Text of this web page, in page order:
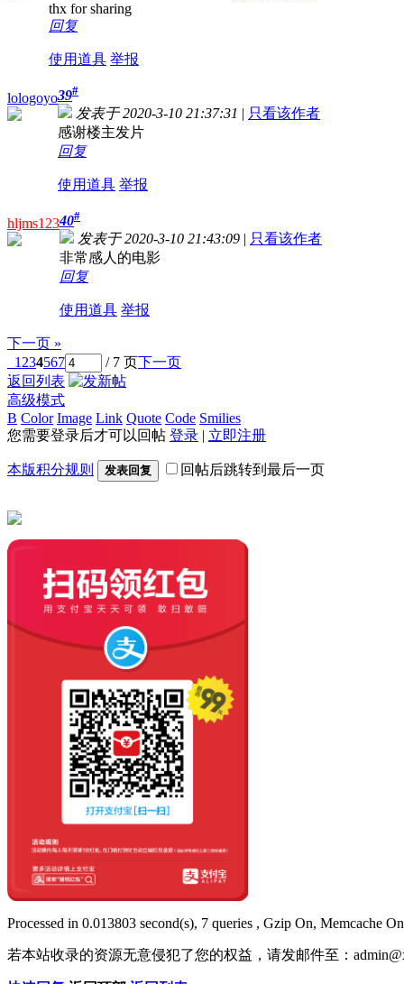
thx for sharing
回复
使用道具 举报
lologoyo39#
发表于 2020-3-10 21:37:31 | 只看该作者
感谢楼主发片
回复
使用道具 举报
hljms12340#
发表于 2020-3-10 21:43:09 | 只看该作者
非常感人的电影
回复
使用道具 举报
下一页 »
1 234567 / 7 页下一页
返回列表
高级模式
B Color Image Link Quote Code Smilies
您需要登录后才可以回帖 登录 | 立即注册
本版积分规则 发表回复 回帖后跳转到最后一页
Processed in 0.013803 second(s), 7 queries , Gzip On, Memcache
若本站收录的资源无意侵犯了您的权益，请发邮件至：